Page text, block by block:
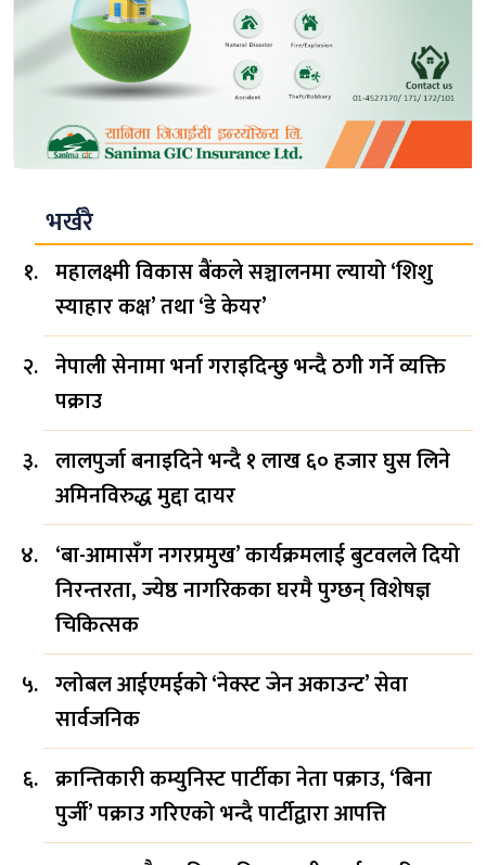
भर्खरै
महालक्ष्मी विकास बैंकले सञ्चालनमा ल्यायो ‘शिशु
स्याहार कक्ष’ तथा ‘डे केयर’
नेपाली सेनामा भर्ना गराइदिन्छु भन्दै ठगी गर्ने व्यक्ति
पक्राउ
लालपुर्जा बनाइदिने भन्दै १ लाख ६० हजार घुस लिने
अमिनविरुद्ध मुद्दा दायर
‘बा-आमासँग नगरप्रमुख’ कार्यक्रमलाई बुटवलले दियो
निरन्तरता, ज्येष्ठ नागरिकका घरमै पुग्छन् विशेषज्ञ
चिकित्सक
ग्लोबल आईएमईको ‘नेक्स्ट जेन अकाउन्ट’ सेवा
सार्वजनिक
क्रान्तिकारी कम्युनिस्ट पार्टीका नेता पक्राउ, ‘बिना
पुर्जी’ पक्राउ गरिएको भन्दै पार्टीद्वारा आपत्ति